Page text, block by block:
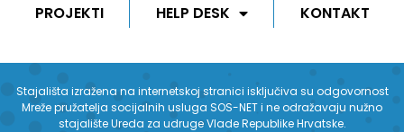
PROJEKTI HELP DESK KONTAKT
Stajališta izražena na internetskoj stranici isključiva su odgovornost
Mreže pružatelja socijalnih usluga SOS-NET i ne odražavaju nužno
stajalište Ureda za udruge Vlade Republike Hrvatske.